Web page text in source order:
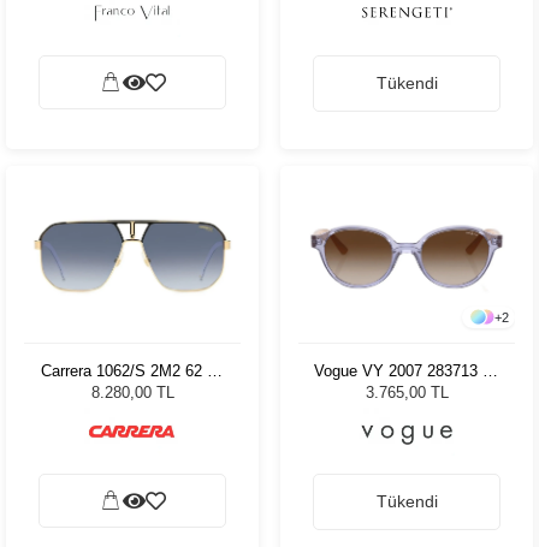
Tükendi
Carrera 1062/S 2M2 62 08
Erkek Güneş Gözlüğü
8.280,00 TL
+2
Vogue VY 2007 283713 45
Kadın Güneş Gözlüğü
3.765,00 TL
Tükendi